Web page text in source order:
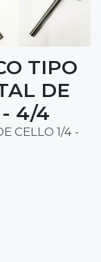
TIPO
DE
- 4/4
CELLO 1/4 -